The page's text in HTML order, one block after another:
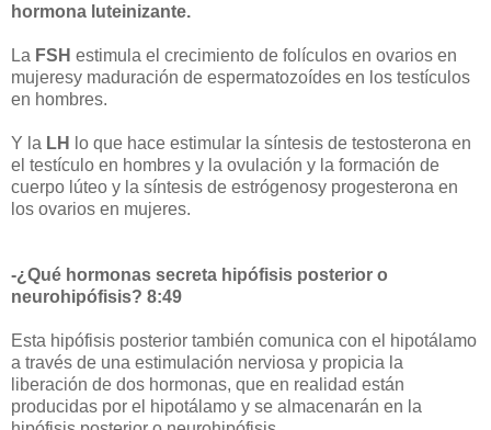
hormona luteinizante.
La FSH estimula el crecimiento de folículos en ovarios en
mujeresy maduración de espermatozoídes en los testículos
en hombres.
Y la LH
lo que hace estimular la síntesis de testosterona en
el testículo en hombres y la ovulación y la formación de
cuerpo lúteo y la síntesis de estrógenosy progesterona en
los ovarios en mujeres.
-¿Qué hormonas secreta hipófisis posterior o
neurohipófisis? 8:49
Esta hipófisis posterior también comunica con el hipotálamo
a través de una estimulación nerviosa y propicia la
liberación de dos hormonas, que en realidad están
producidas por el hipotálamo y se almacenarán en la